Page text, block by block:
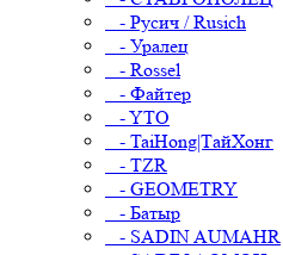
- Русич / Rusich
- Уралец
- Rossel
- Файтер
- YTO
- TaiHong|ТайХонг
- TZR
- GEOMETRY
- Батыр
- SADIN AUMAHR